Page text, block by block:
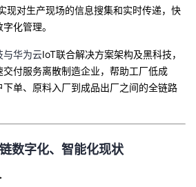
现对生产现场的信息搜集和实时传递，快
化管理。
与华为云IoT联合解决方案架构及黑科技，
付服务离散制造企业，帮助工厂低成
单、原料入厂到成品出厂之间的全链路
数字化、智能化现状